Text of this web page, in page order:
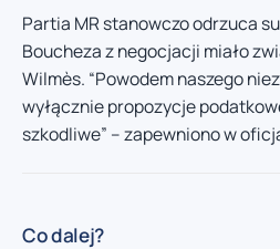
Partia MR stanowczo odrzuca
Boucheza z negocjacji miało
Wilmès. “Powodem naszego
wyłącznie propozycje
szkodliwe” – zapewniono w
Co dalej?